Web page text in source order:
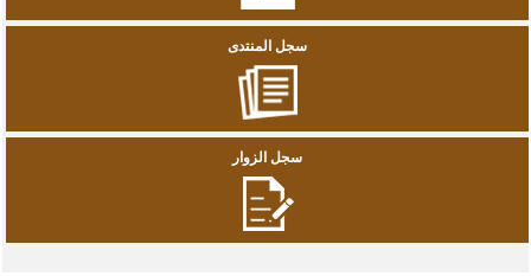
سجل المنتدى
سجل الزوار